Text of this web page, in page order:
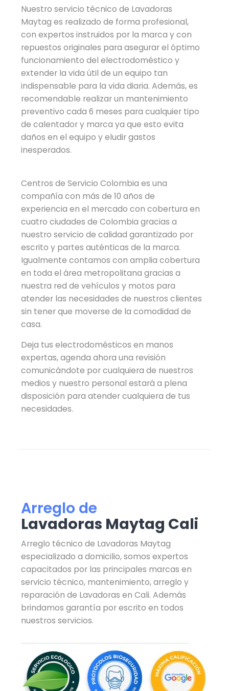
Nuestro servicio técnico de Lavadoras
Maytag es realizado de forma profesional,
con expertos instruidos por la marca y con
repuestos originales para asegurar el óptimo
funcionamiento del electrodoméstico y
extender la vida útil de un equipo tan
indispensable para la vida diaria. Además, es
recomendable realizar un mantenimiento
preventivo cada 6 meses para cualquier tipo
de calentador y marca ya que esto evita
daños en el equipo y eludir gastos
inesperados.
Centros de Servicio Colombia es una
compañía con más de 10 años de
experiencia en el mercado con cobertura en
cuatro ciudades de Colombia gracias a
nuestro servicio de calidad garantizado por
escrito y partes auténticas de la marca.
Igualmente contamos con amplia cobertura
en toda el área metropolitana gracias a
nuestra red de vehículos y motos para
atender las necesidades de nuestros clientes
sin tener que moverse de la comodidad de
casa.
Deja tus electrodomésticos en manos
expertas, agenda ahora una revisión
comunicándote por cualquiera de nuestros
medios y nuestro personal estará a plena
disposición para atender cualquiera de tus
necesidades.
Arreglo de
Lavadoras Maytag Cali
Arreglo técnico de Lavadoras Maytag
especializado a domicilio, somos expertos
capacitados por las principales marcas en
servicio técnico, mantenimiento, arreglo y
reparación de Lavadoras en Cali. Además
brindamos garantía por escrito en todos
nuestros servicios.